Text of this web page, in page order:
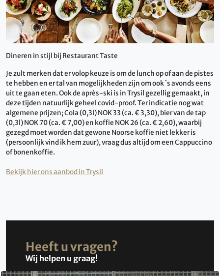
Dineren in stijl bij Restaurant Taste
Je zult merken dat er volop keuze is om de lunch op of aan de pistes
te hebben en er tal van mogelijkheden zijn om ook `s avonds eens
uit te gaan eten. Ook de après-ski is in Trysil gezellig gemaakt, in
deze tijden natuurlijk geheel covid-proof. Ter indicatie nog wat
algemene prijzen; Cola (0,3l) NOK 33 (ca. € 3,30), bier van de tap
(0,3l) NOK 70 (ca. € 7,00) en koffie NOK 26 (ca. € 2,60), waarbij
gezegd moet worden dat gewone Noorse koffie niet lekker is
(persoonlijk vind ik hem zuur), vraag dus altijd om een Cappuccino
of bonenkoffie.
Bekijk hier ons aanbod in Trysil
Heeft u vragen?
Wij helpen u graag!